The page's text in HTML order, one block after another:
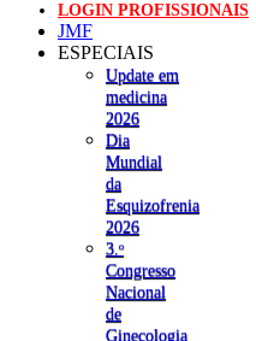
LOGIN PROFISSIONAIS
JMF
ESPECIAIS
Update em
medicina
2026
Dia
Mundial
da
Esquizofrenia
2026
3.ᵒ
Congresso
Nacional
de
Ginecologia